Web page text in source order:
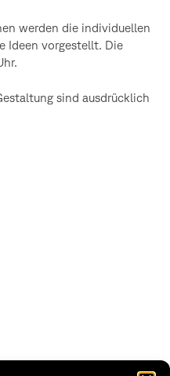
werden die individuellen
Ideen vorgestellt. Die
sind ausdrücklich